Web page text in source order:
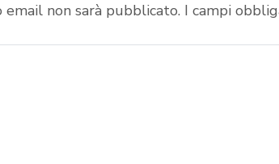
non sarà pubblicato. I campi